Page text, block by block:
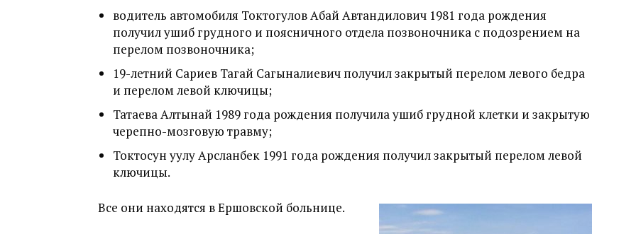
водитель автомобиля Токтогулов Абай Автандилович 1981 года рождения
получил ушиб грудного и поясничного отдела позвоночника с подозрением на
перелом позвоночника;
19-летний Сариев Тагай Сагыналиевич получил закрытый перелом левого бедра
и перелом левой ключицы;
Татаева Алтынай 1989 года рождения получила ушиб грудной клетки и закрытую
черепно-мозговую травму;
Токтосун уулу Арсланбек 1991 года рождения получил закрытый перелом левой
ключицы.
Все они находятся в Ершовской больнице.